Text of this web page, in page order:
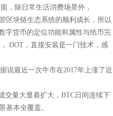
，除日常生活消费场景外，
区块链生态系统的顺利成长，所以
字货币的定位功能和属性与纸币完
DOT，直接安装是一门技术，感
说最近一次牛市在2017年上涨了近
交量大显着扩大，BTC日间连续下
基本全覆盖。